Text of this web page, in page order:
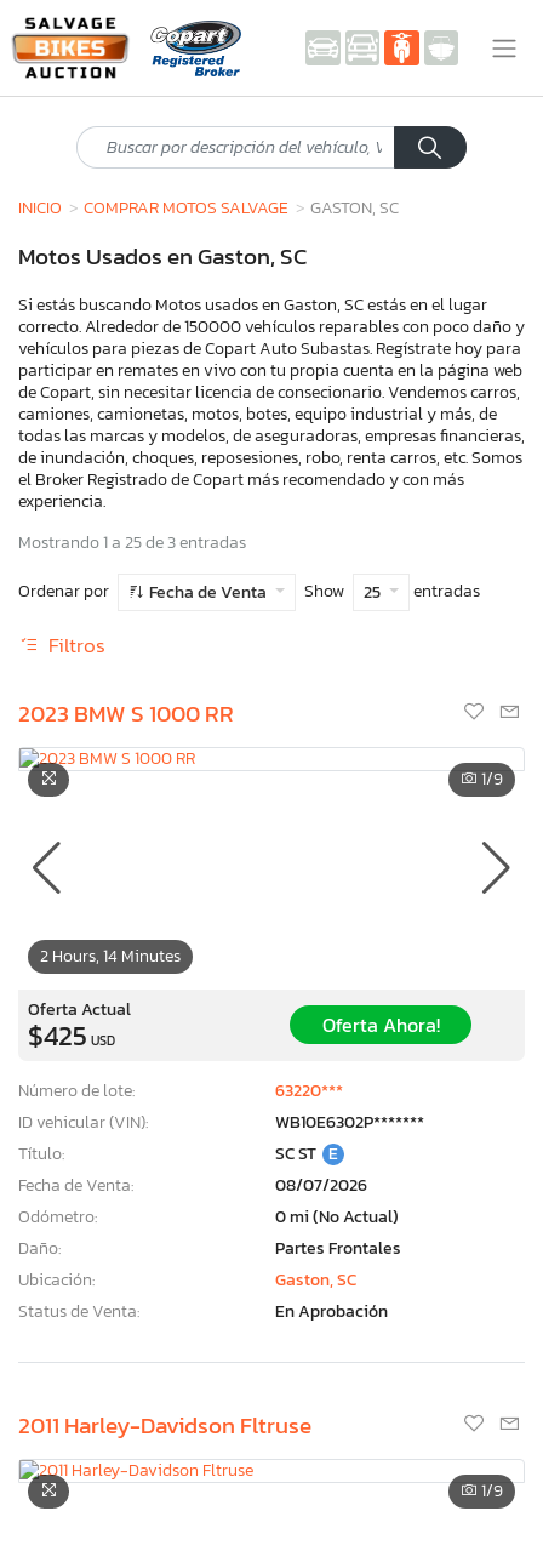
INICIO COMPRAR MOTOS SALVAGE GASTON, SC
Motos Usados en Gaston, SC
Si estás buscando Motos usados en Gaston, SC estás en el lugar
correcto. Alrededor de 150000 vehículos reparables con poco daño y
vehículos para piezas de Copart Auto Subastas. Regístrate hoy para
participar en remates en vivo con tu propia cuenta en la página web
de Copart, sin necesitar licencia de consecionario. Vendemos carros,
camiones, camionetas, motos, botes, equipo industrial y más, de
todas las marcas y modelos, de aseguradoras, empresas financieras,
de inundación, choques, reposesiones, robo, renta carros, etc. Somos
el Broker Registrado de Copart más recomendado y con más
experiencia.
Mostrando 1 a 25 de 3 entradas
Ordenar por
Fecha de Venta Show 25 entradas
Filtros
2023 BMW S 1000 RR
2 Hours, 14 Minutes
1/9
Oferta Actual
$425 USD
Oferta Ahora!
Número de lote:
63220***
ID vehicular (VIN):
WB10E6302P*******
Título:
SC ST E
Fecha de Venta:
08/07/2026
Odómetro:
0 mi (No Actual)
Daño:
Partes Frontales
Ubicación:
Gaston, SC
Status de Venta:
En Aprobación
2011 Harley-Davidson Fltruse
1/9